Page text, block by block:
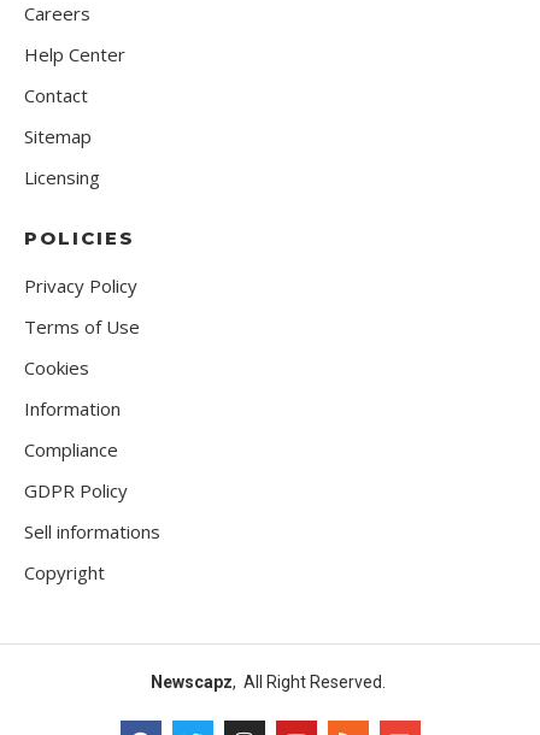
Careers
Help Center
Contact
Sitemap
Licensing
POLICIES
Privacy Policy
Terms of Use
Cookies
Information
Compliance
GDPR Policy
Sell informations
Copyright
Newscapz, All Right Reserved.